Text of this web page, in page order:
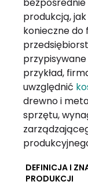
produkcją,
konieczne do
przykład,
uwzględnić
drewno i
sprzętu,
DEFINICJA I
PRODUKCJI